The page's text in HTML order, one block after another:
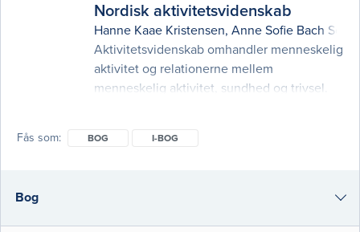
Nordisk aktivitetsvidenskab
Hanne Kaae Kristensen, Anne Sofie Bach
Aktivitetsvidenskab omhandler menneskelig
aktivitet og relationerne mellem
menneskelig aktivitet, sundhed og trivsel.
social- og sundhedsfaglig praksis og
AKTIVITETSVIDENSKAB er alle kapitler
Fås som BOG I-BOG
Bog